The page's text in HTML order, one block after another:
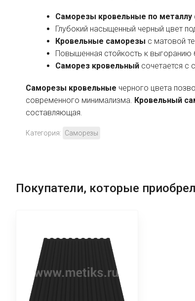
Саморезы кровельные по металлу
Глубокий насыщенный черный цвет
Кровельные саморезы с матовой
Повышенная стойкость к выгоранию
Саморез кровельныйсочетается с
Саморезы кровельные черного цвета
современного минимализма. Кровельный
составляющая.
Категория: Саморезы
Покупатели, которые